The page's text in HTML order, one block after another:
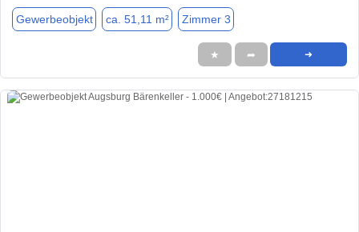
Gewerbeobjekt ca. 51,11 m² Zimmer 3
★ ➦ ➜